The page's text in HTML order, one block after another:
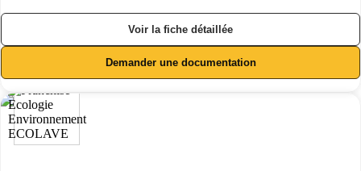
Voir la fiche détaillée
Demander une documentation